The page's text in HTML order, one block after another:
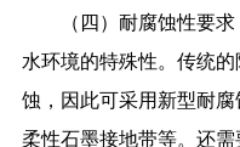
（四）耐腐蚀性要
水环境的特殊性。传统
蚀，因此可采用新型耐腐
柔性石墨接地带等。还